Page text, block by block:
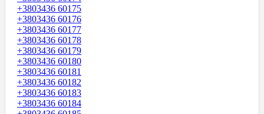
+3803436 60175
+3803436 60176
+3803436 60177
+3803436 60178
+3803436 60179
+3803436 60180
+3803436 60181
+3803436 60182
+3803436 60183
+3803436 60184